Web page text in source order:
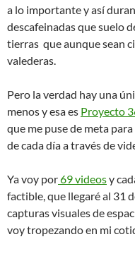
a lo importante y así
descafeinadas que suelo
tierras que aunque sean
valederas.
Pero la verdad hay una
menos y esa es Proyecto
que me puse de meta
de cada día a través de
Ya voy por69 videosy
factible, que llegaré al 31
capturas visuales de
voy tropezando en mi